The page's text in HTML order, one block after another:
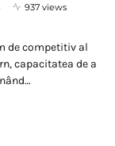
937 views
de competitiv al
capacitatea de a